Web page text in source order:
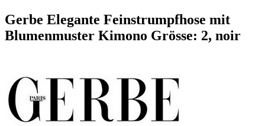
Gerbe Elegante Feinstrumpfhose mit
Blumenmuster Kimono Grösse: 2, noir